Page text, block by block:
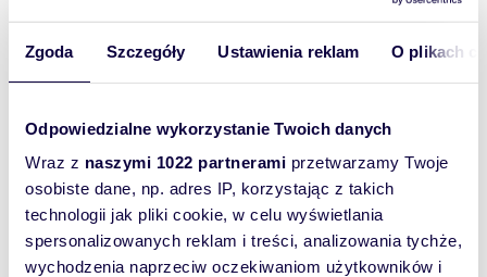
Zgoda Szczegóły Ustawienia reklam O plikach
Odpowiedzialne wykorzystanie Twoich danych
Wraz z naszymi 1022 partnerami przetwarzamy Twoje
osobiste dane, np. adres IP, korzystając z takich
technologii jak pliki cookie, w celu wyświetlania
spersonalizowanych reklam i treści, analizowania tychże,
wychodzenia naprzeciw oczekiwaniom użytkowników i
bezpłatnie
Zatwierdź